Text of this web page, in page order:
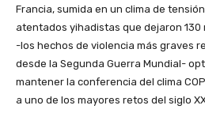
Francia, sumida en un clima de
atentados yihadistas que dejaron 130
-los hechos de violencia más graves
desde la Segunda Guerra Mundial-
mantener la conferencia del clima
a uno de los mayores retos del siglo